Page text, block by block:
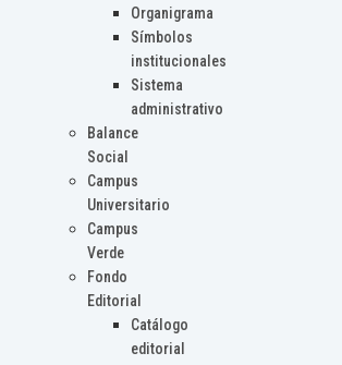
Organigrama
Símbolos
institucionales
Sistema
administrativo
Balance
Social
Campus
Universitario
Campus
Verde
Fondo
Editorial
Catálogo
editorial